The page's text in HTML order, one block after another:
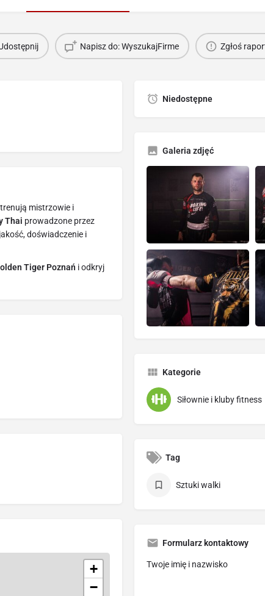
Napisz do: WyszukajFirme Zgłoś
mistrzowie i
Thai prowadzone przez
doświadczenie i
Tiger Poznań i odkryj
+
−
Niedostępne
Galeria zdjęć
Kategorie
Siłownie i kluby fitness
Tag
Sztuki walki
Formularz kontaktowy
Twoje imię i nazwisko